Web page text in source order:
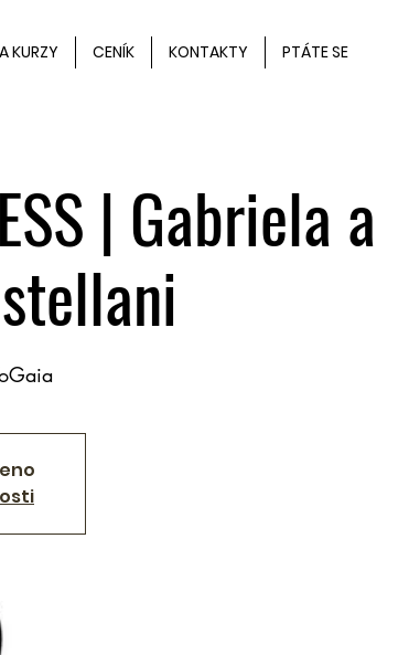
KURZY CENÍK KONTAKTY PTÁTE SE
| Gabriela a